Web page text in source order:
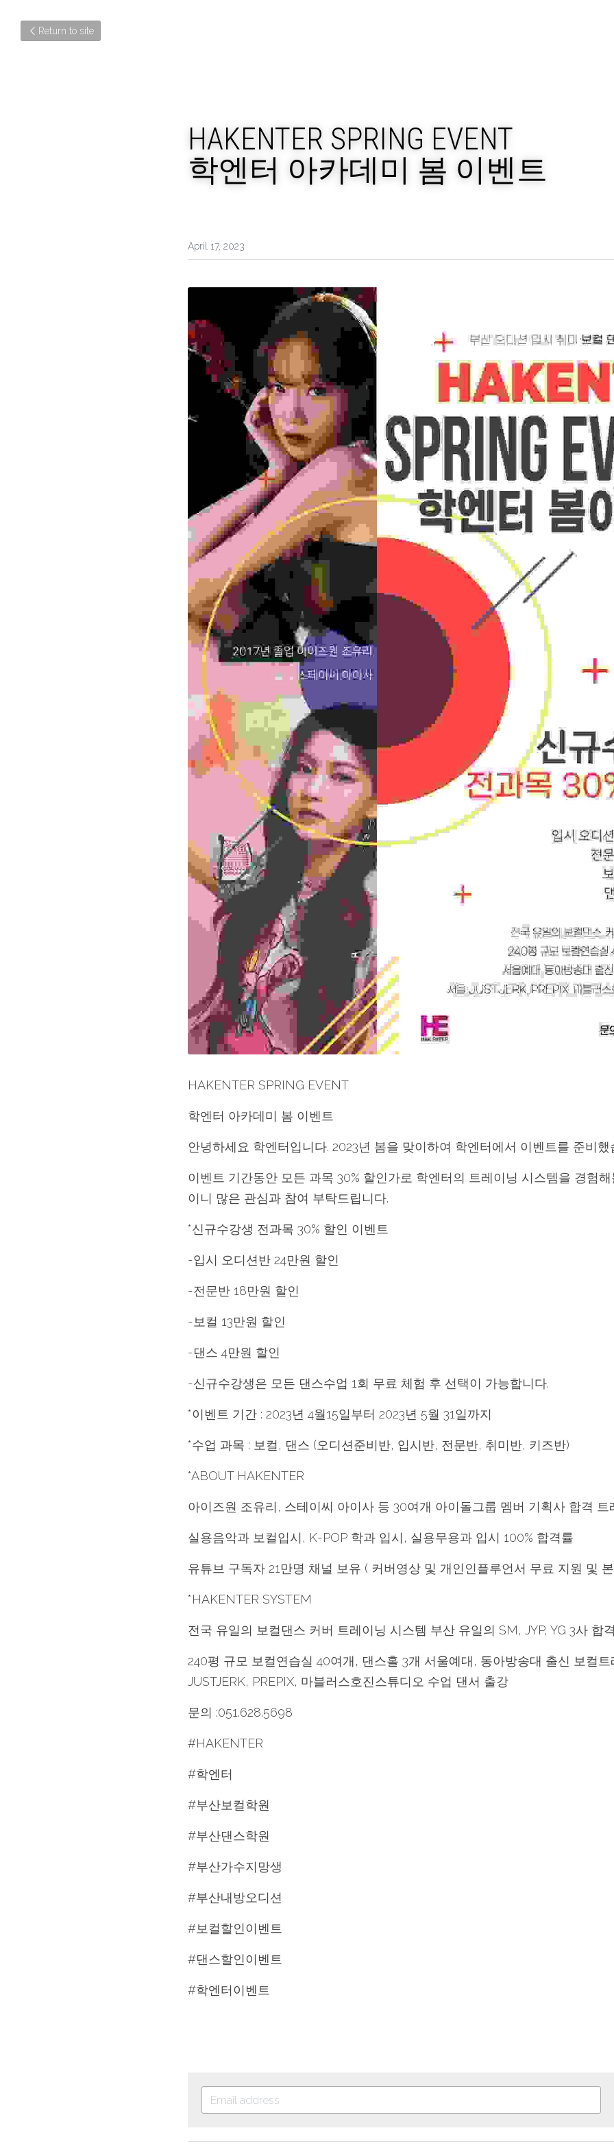
Return to site
HAKENTER SPRING EVENT
학엔터 아카데미 봄 이벤트
April 17, 2023
HAKENTER SPRING EVENT
학엔터 아카데미 봄 이벤트
안녕하세요 학엔터입니다. 2023년 봄을 맞이하여 학엔터에서 이벤트를 준비했
이벤트 기간동안 모든 과목 30% 할인가로 학엔터의 트레이닝 시스템을 경험
이니 많은 관심과 참여 부탁드립니다.
*신규수강생 전과목 30% 할인 이벤트
-입시 오디션반 24만원 할인
-전문반 18만원 할인
-보컬 13만원 할인
-댄스 4만원 할인
-신규수강생은 모든 댄스수업 1회 무료 체험 후 선택이 가능합니다.
*이벤트 기간 : 2023년 4월15일부터 2023년 5월 31일까지
*수업 과목 : 보컬, 댄스 (오디션준비반, 입시반, 전문반, 취미반, 키즈반)
*ABOUT HAKENTER
아이즈원 조유리, 스테이씨 아이사 등 30여개 아이돌그룹 멤버 기획사 합격 트
실용음악과 보컬입시, K-POP 학과 입시, 실용무용과 입시 100% 합격률
유튜브 구독자 21만명 채널 보유 ( 커버영상 및 개인인플루언서 무료 지원 및
*HAKENTER SYSTEM
전국 유일의 보컬댄스 커버 트레이닝 시스템 부산 유일의 SM, JYP, YG 3사 합
240평 규모 보컬연습실 40여개, 댄스홀 3개 서울예대, 동아방송대 출신 보컬
JUSTJERK, PREPIX, 마블러스호진스튜디오 수업 댄서 출강
문의 :051.628.5698
#HAKENTER
#학엔터
#부산보컬학원
#부산댄스학원
#부산가수지망생
#부산내방오디션
#보컬할인이벤트
#댄스할인이벤트
#학엔터이벤트